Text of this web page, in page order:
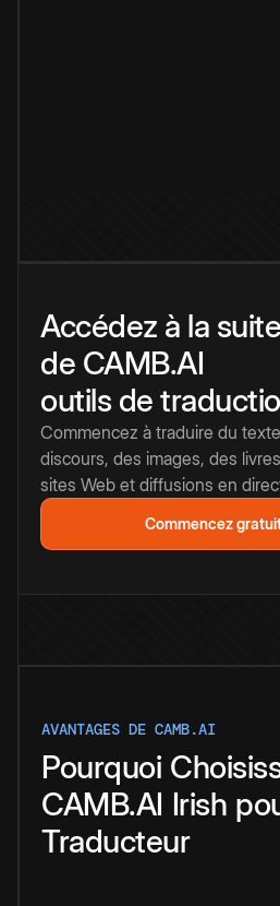
Accédez à la
de CAMB.AI
outils de
Commencez à traduire du
discours, des images, des
sites Web et diffusions en
Commencez
AVANTAGES DE CAMB.AI
Pourquoi
CAMB.AI Irish
Traducteur